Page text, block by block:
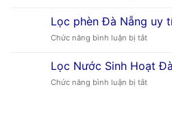
Uy
Tín
Lọc
Nước
Kỳ
Lọc phèn Đà Nẵng uy
Chức năng bình luận bị tắtở
phèn
Đà
Nẵng
Lọc Nước Sinh Hoạt
Chức năng bình luận bị tắtở